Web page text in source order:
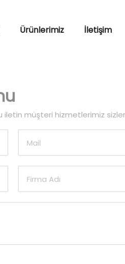
Ürünlerimiz İletişim
müşteri hizmetlerimiz